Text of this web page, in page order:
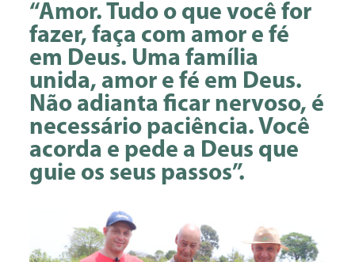
“Amor. Tudo o que você for
fazer, faça com amor e fé
em Deus. Uma família
unida, amor e fé em Deus.
Não adianta ficar nervoso, é
necessário paciência. Você
acorda e pede a Deus que
guie os seus passos”.